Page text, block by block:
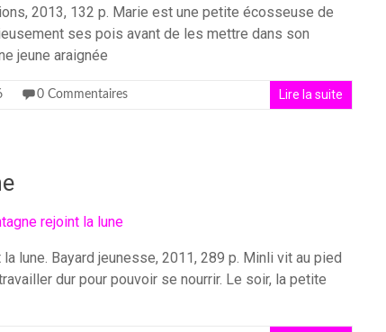
2013, 132 p. Marie est une petite écosseuse de
ses pois avant de les mettre dans son
jeune araignée
0 Commentaires Lire la suite
lune. Bayard jeunesse, 2011, 289 p. Minli vit au pied
dur pour pouvoir se nourrir. Le soir, la petite